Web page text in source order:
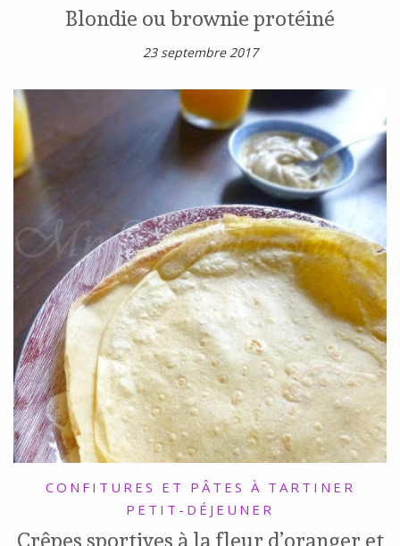
Blondie ou brownie protéiné
23 septembre 2017
CONFITURES ET PÂTES À TARTINER
PETIT-DÉJEUNER